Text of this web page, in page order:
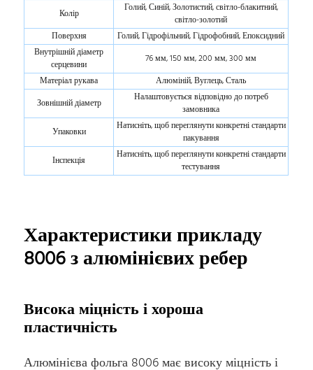
Колір
Голий, Синій, Золотистий, світло-блакитний,
світло-золотий
Поверхня
Голий, Гідрофільний, Гідрофобний, Епоксидний
Внутрішній діаметр
серцевини
76 мм, 150 мм, 200 мм, 300 мм
Матеріал рукава
Алюміній, Вуглець, Сталь
Зовнішній діаметр
Налаштовується відповідно до потреб
замовника
Упаковки
Натисніть, щоб переглянути конкретні стандарти
пакування
Інспекція
Натисніть, щоб переглянути конкретні стандарти
тестування
Характеристики прикладу
8006 з алюмінієвих ребер
Висока міцність і хороша
пластичність
Алюмінієва фольга 8006 має високу міцність і